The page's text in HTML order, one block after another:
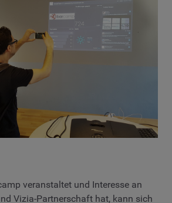
veranstaltet und Interesse an
Vizia-Partnerschaft hat, kann sich